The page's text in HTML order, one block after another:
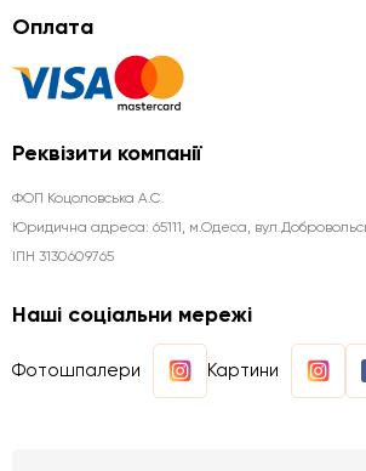
Оплата
Реквізити компанії
ФОП Коцоловська А.С.
Юридична aдреса: 65111, м.Одеса,
ІПН 3130609765
Наші соціальни мережі
Фотошпалери Картини